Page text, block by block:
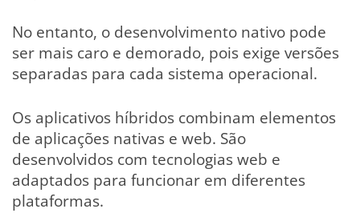
No entanto, o desenvolvimento nativo pode
ser mais caro e demorado, pois exige versões
separadas para cada sistema operacional.
Os aplicativos híbridos combinam elementos
de aplicações nativas e web. São
desenvolvidos com tecnologias web e
adaptados para funcionar em diferentes
plataformas.